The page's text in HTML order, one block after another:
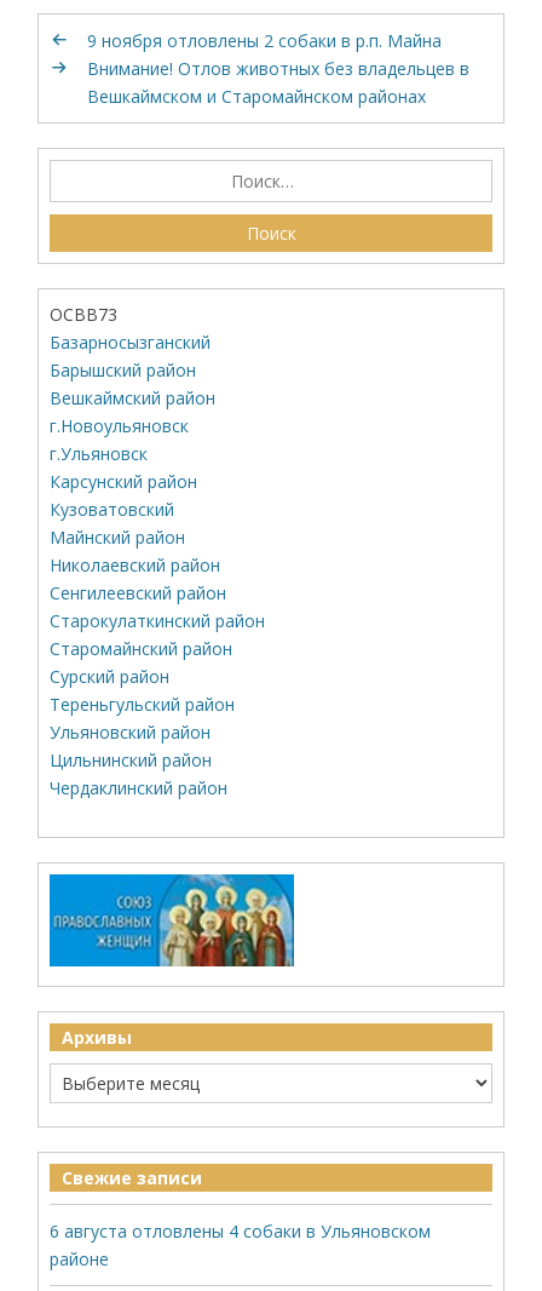
9 ноября отловлены 2 собаки в р.п. Майна
Внимание! Отлов животных без владельцев в
Вешкаймском и Старомайнском районах
ОСВВ73
Базарносызганский
Барышский район
Вешкаймский район
г.Новоульяновск
г.Ульяновск
Карсунский район
Кузоватовский
Майнский район
Николаевский район
Сенгилеевский район
Старокулаткинский район
Старомайнский район
Сурский район
Тереньгульский район
Ульяновский район
Цильнинский район
Чердаклинский район
Архивы
Свежие записи
6 августа отловлены 4 собаки в Ульяновском
районе